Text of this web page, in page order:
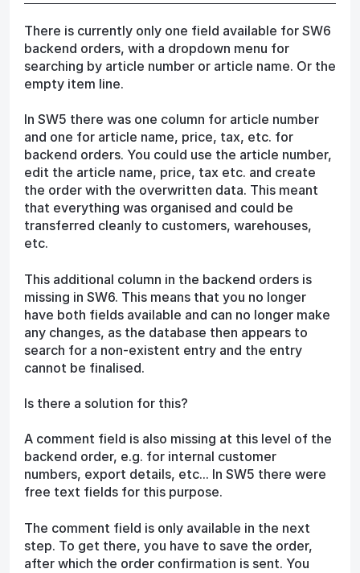
There is currently only one field available for SW6
backend orders, with a dropdown menu for
searching by article number or article name. Or the
empty item line.
In SW5 there was one column for article number
and one for article name, price, tax, etc. for
backend orders. You could use the article number,
edit the article name, price, tax etc. and create
the order with the overwritten data. This meant
that everything was organised and could be
transferred cleanly to customers, warehouses,
etc.
This additional column in the backend orders is
missing in SW6. This means that you no longer
have both fields available and can no longer make
any changes, as the database then appears to
search for a non-existent entry and the entry
cannot be finalised.
Is there a solution for this?
A comment field is also missing at this level of the
backend order, e.g. for internal customer
numbers, export details, etc... In SW5 there were
free text fields for this purpose.
The comment field is only available in the next
step. To get there, you have to save the order,
after which the order confirmation is sent. You